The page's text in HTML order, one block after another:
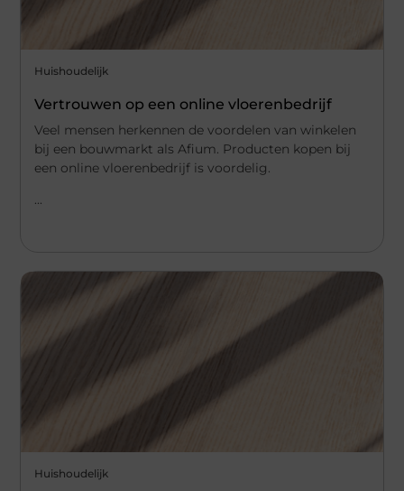
Huishoudelijk
Vertrouwen op een online vloerenbedrijf
Veel mensen herkennen de voordelen van winkelen
bij een bouwmarkt als Afium. Producten kopen bij
een online vloerenbedrijf is voordelig.
...
Huishoudelijk